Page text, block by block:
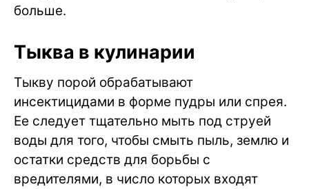
больше.
Тыква в кулинарии
Тыкву порой обрабатывают
инсектицидами в форме пудры или спрея.
Ее следует тщательно мыть под струей
воды для того, чтобы смыть пыль, землю и
остатки средств для борьбы с
вредителями, в число которых входят